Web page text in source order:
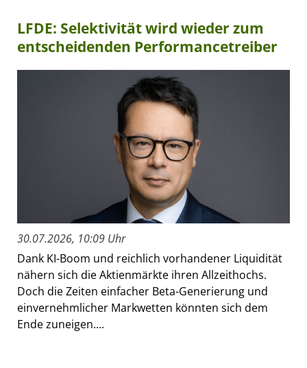
LFDE: Selektivität wird wieder zum
entscheidenden Performancetreiber
30.07.2026, 10:09 Uhr
Dank KI-Boom und reichlich vorhandener Liquidität
nähern sich die Aktienmärkte ihren Allzeithochs.
Doch die Zeiten einfacher Beta-Generierung und
einvernehmlicher Markwetten könnten sich dem
Ende zuneigen....